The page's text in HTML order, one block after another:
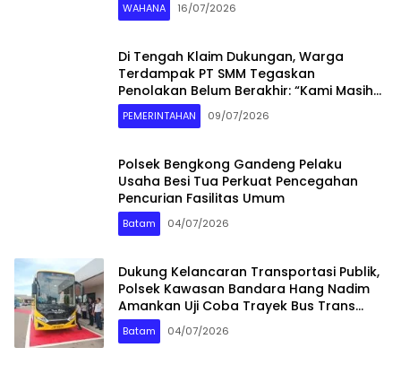
WAHANA 16/07/2026
Di Tengah Klaim Dukungan, Warga
Terdampak PT SMM Tegaskan
Penolakan Belum Berakhir: “Kami Masih
Merasakan Dampaknya”
PEMERINTAHAN 09/07/2026
Polsek Bengkong Gandeng Pelaku
Usaha Besi Tua Perkuat Pencegahan
Pencurian Fasilitas Umum
Batam 04/07/2026
Dukung Kelancaran Transportasi Publik,
Polsek Kawasan Bandara Hang Nadim
Amankan Uji Coba Trayek Bus Trans
Batam
Batam 04/07/2026